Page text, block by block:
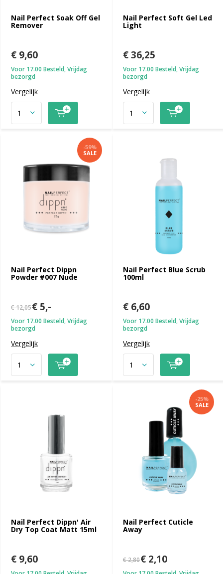
Nail Perfect Soak Off Gel
Remover
€ 9,60
Voor 17.00 Besteld, Vrijdag
bezorgd
Vergelijk
Nail Perfect Soft Gel Led
Light
€ 36,25
Voor 17.00 Besteld, Vrijdag
bezorgd
Vergelijk
Nail Perfect Dippn
Powder #007 Nude
-59%
SALE
€ 12,05€ 5,-
Voor 17.00 Besteld, Vrijdag
bezorgd
Vergelijk
Nail Perfect Blue Scrub
100ml
€ 6,60
Voor 17.00 Besteld, Vrijdag
bezorgd
Vergelijk
Nail Perfect Dippn' Air
Dry Top Coat Matt 15ml
€ 9,60
Nail Perfect Cuticle
Away
-25%
SALE
€ 2,80€ 2,10